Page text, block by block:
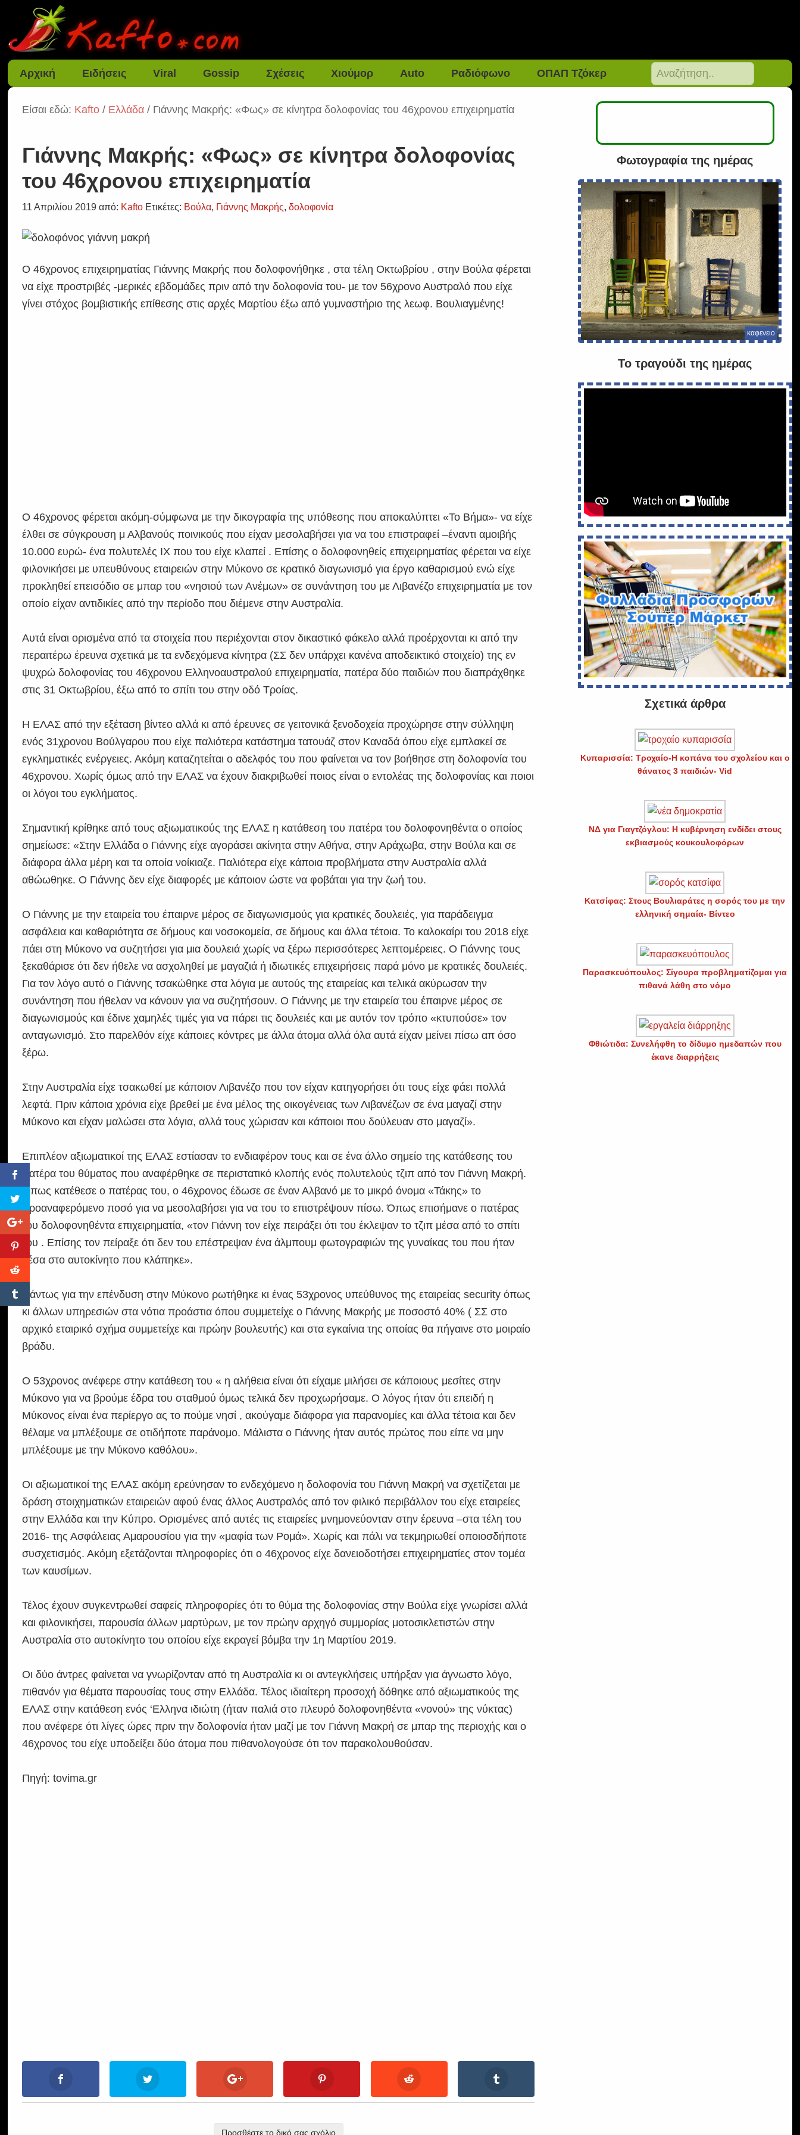
Αρχική Ειδήσεις Viral Gossip Σχέσεις Χιούμορ Auto Ραδιόφωνο ΟΠΑΠ Τζόκερ
Είσαι εδώ: Kafto / Ελλάδα / Γιάννης Μακρής: «Φως» σε κίνητρα δολοφονίας του 46χρονου επιχειρηματία
Γιάννης Μακρής: «Φως» σε κίνητρα δολοφονίας
του 46χρονου επιχειρηματία
11 Απριλίου 2019 από: Kafto Ετικέτες: Βούλα, Γιάννης Μακρής,δολοφονία
Ο 46χρονος επιχειρηματίας Γιάννης Μακρής που δολοφονήθηκε , στα τέλη Οκτωβρίου , στην Βούλα φέρεται
να είχε προστριβές -μερικές εβδομάδες πριν από την δολοφονία του- με τον 56χρονο Αυστραλό που είχε
γίνει στόχος βομβιστικής επίθεσης στις αρχές Μαρτίου έξω από γυμναστήριο της λεωφ. Βουλιαγμένης!
Ο 46χρονος φέρεται ακόμη-σύμφωνα με την δικογραφία της υπόθεσης που αποκαλύπτει «Το Βήμα»- να είχε
έλθει σε σύγκρουση μ Αλβανούς ποινικούς που είχαν μεσολαβήσει για να του επιστραφεί –έναντι αμοιβής
10.000 ευρώ- ένα πολυτελές ΙΧ που του είχε κλαπεί . Επίσης ο δολοφονηθείς επιχειρηματίας φέρεται να είχε
φιλονικήσει με υπευθύνους εταιρειών στην Μύκονο σε κρατικό διαγωνισμό για έργο καθαρισμού ενώ είχε
προκληθεί επεισόδιο σε μπαρ του «νησιού των Ανέμων» σε συνάντηση του με Λιβανέζο επιχειρηματία με τον
οποίο είχαν αντιδικίες από την περίοδο που διέμενε στην Αυστραλία.
Αυτά είναι ορισμένα από τα στοιχεία που περιέχονται στον δικαστικό φάκελο αλλά προέρχονται κι από την
περαιτέρω έρευνα σχετικά με τα ενδεχόμενα κίνητρα (ΣΣ δεν υπάρχει κανένα αποδεικτικό στοιχείο) της εν
ψυχρώ δολοφονίας του 46χρονου Ελληνοαυστραλού επιχειρηματία, πατέρα δύο παιδιών που διαπράχθηκε
στις 31 Οκτωβρίου, έξω από το σπίτι του στην οδό Τροίας.
Η ΕΛΑΣ από την εξέταση βίντεο αλλά κι από έρευνες σε γειτονικά ξενοδοχεία προχώρησε στην σύλληψη
ενός 31χρονου Βούλγαρου που είχε παλιότερα κατάστημα τατουάζ στον Καναδά όπου είχε εμπλακεί σε
εγκληματικές ενέργειες. Ακόμη καταζητείται ο αδελφός του που φαίνεται να τον βοήθησε στη δολοφονία του
46χρονου. Χωρίς όμως από την ΕΛΑΣ να έχουν διακριβωθεί ποιος είναι ο εντολέας της δολοφονίας και ποιοι
οι λόγοι του εγκλήματος.
Σημαντική κρίθηκε από τους αξιωματικούς της ΕΛΑΣ η κατάθεση του πατέρα του δολοφονηθέντα ο οποίος
σημείωσε: «Στην Ελλάδα ο Γιάννης είχε αγοράσει ακίνητα στην Αθήνα, στην Αράχωβα, στην Βούλα και σε
διάφορα άλλα μέρη και τα οποία νοίκιαζε. Παλιότερα είχε κάποια προβλήματα στην Αυστραλία αλλά
αθώωθηκε. Ο Γιάννης δεν είχε διαφορές με κάποιον ώστε να φοβάται για την ζωή του.
Ο Γιάννης με την εταιρεία του έπαιρνε μέρος σε διαγωνισμούς για κρατικές δουλειές, για παράδειγμα
ασφάλεια και καθαριότητα σε δήμους και νοσοκομεία, σε δήμους και άλλα τέτοια. Το καλοκαίρι του 2018 είχε
πάει στη Μύκονο να συζητήσει για μια δουλειά χωρίς να ξέρω περισσότερες λεπτομέρειες. Ο Γιάννης τους
ξεκαθάρισε ότι δεν ήθελε να ασχοληθεί με μαγαζιά ή ιδιωτικές επιχειρήσεις παρά μόνο με κρατικές δουλειές.
Για τον λόγο αυτό ο Γιάννης τσακώθηκε στα λόγια με αυτούς της εταιρείας και τελικά ακύρωσαν την
συνάντηση που ήθελαν να κάνουν για να συζητήσουν. Ο Γιάννης με την εταιρεία του έπαιρνε μέρος σε
διαγωνισμούς και έδινε χαμηλές τιμές για να πάρει τις δουλειές και με αυτόν τον τρόπο «κτυπούσε» τον
ανταγωνισμό. Στο παρελθόν είχε κάποιες κόντρες με άλλα άτομα αλλά όλα αυτά είχαν μείνει πίσω απ όσο
ξέρω.
Στην Αυστραλία είχε τσακωθεί με κάποιον Λιβανέζο που τον είχαν κατηγορήσει ότι τους είχε φάει πολλά
λεφτά. Πριν κάποια χρόνια είχε βρεθεί με ένα μέλος της οικογένειας των Λιβανέζων σε ένα μαγαζί στην
Μύκονο και είχαν μαλώσει στα λόγια, αλλά τους χώρισαν και κάποιοι που δούλευαν στο μαγαζί».
Επιπλέον αξιωματικοί της ΕΛΑΣ εστίασαν το ενδιαφέρον τους και σε ένα άλλο σημείο της κατάθεσης του
πατέρα του θύματος που αναφέρθηκε σε περιστατικό κλοπής ενός πολυτελούς τζιπ από τον Γιάννη Μακρή.
Όπως κατέθεσε ο πατέρας του, ο 46χρονος έδωσε σε έναν Αλβανό με το μικρό όνομα «Τάκης» το
προαναφερόμενο ποσό για να μεσολαβήσει για να του το επιστρέψουν πίσω. Όπως επισήμανε ο πατέρας
του δολοφονηθέντα επιχειρηματία, «τον Γιάννη τον είχε πειράξει ότι του έκλεψαν το τζιπ μέσα από το σπίτι
του . Επίσης τον πείραξε ότι δεν του επέστρεψαν ένα άλμπουμ φωτογραφιών της γυναίκας του που ήταν
μέσα στο αυτοκίνητο που κλάπηκε».
Πάντως για την επένδυση στην Μύκονο ρωτήθηκε κι ένας 53χρονος υπεύθυνος της εταιρείας security όπως
κι άλλων υπηρεσιών στα νότια προάστια όπου συμμετείχε ο Γιάννης Μακρής με ποσοστό 40% ( ΣΣ στο
αρχικό εταιρικό σχήμα συμμετείχε και πρώην βουλευτής) και στα εγκαίνια της οποίας θα πήγαινε στο μοιραίο
βράδυ.
Ο 53χρονος ανέφερε στην κατάθεση του « η αλήθεια είναι ότι είχαμε μιλήσει σε κάποιους μεσίτες στην
Μύκονο για να βρούμε έδρα του σταθμού όμως τελικά δεν προχωρήσαμε. Ο λόγος ήταν ότι επειδή η
Μύκονος είναι ένα περίεργο ας το πούμε νησί , ακούγαμε διάφορα για παρανομίες και άλλα τέτοια και δεν
θέλαμε να μπλέξουμε σε οτιδήποτε παράνομο. Μάλιστα ο Γιάννης ήταν αυτός πρώτος που είπε να μην
μπλέξουμε με την Μύκονο καθόλου».
Οι αξιωματικοί της ΕΛΑΣ ακόμη ερεύνησαν το ενδεχόμενο η δολοφονία του Γιάννη Μακρή να σχετίζεται με
δράση στοιχηματικών εταιρειών αφού ένας άλλος Αυστραλός από τον φιλικό περιβάλλον του είχε εταιρείες
στην Ελλάδα και την Κύπρο. Ορισμένες από αυτές τις εταιρείες μνημονεύονταν στην έρευνα –στα τέλη του
2016- της Ασφάλειας Αμαρουσίου για την «μαφία των Ρομά». Χωρίς και πάλι να τεκμηριωθεί οποιοσδήποτε
συσχετισμός. Ακόμη εξετάζονται πληροφορίες ότι ο 46χρονος είχε δανειοδοτήσει επιχειρηματίες στον τομέα
των καυσίμων.
Τέλος έχουν συγκεντρωθεί σαφείς πληροφορίες ότι το θύμα της δολοφονίας στην Βούλα είχε γνωρίσει αλλά
και φιλονικήσει, παρουσία άλλων μαρτύρων, με τον πρώην αρχηγό συμμορίας μοτοσικλετιστών στην
Αυστραλία στο αυτοκίνητο του οποίου είχε εκραγεί βόμβα την 1η Μαρτίου 2019.
Οι δύο άντρες φαίνεται να γνωρίζονταν από τη Αυστραλία κι οι αντεγκλήσεις υπήρξαν για άγνωστο λόγο,
πιθανόν για θέματα παρουσίας τους στην Ελλάδα. Τέλος ιδιαίτερη προσοχή δόθηκε από αξιωματικούς της
ΕΛΑΣ στην κατάθεση ενός ‘Ελληνα ιδιώτη (ήταν παλιά στο πλευρό δολοφονηθέντα «νονού» της νύκτας)
που ανέφερε ότι λίγες ώρες πριν την δολοφονία ήταν μαζί με τον Γιάννη Μακρή σε μπαρ της περιοχής και ο
46χρονος του είχε υποδείξει δύο άτομα που πιθανολογούσε ότι τον παρακολουθούσαν.
Πηγή: tovima.gr
Προσθέστε το δικό σας σχόλιο
Φωτογραφία της ημέρας
καφενειο
Το τραγούδι της ημέρας
Σχετικά άρθρα
Κυπαρισσία: Τροχαίο-Η κοπάνα του σχολείου και ο
θάνατος 3 παιδιών- Vid
ΝΔ για Γιαγτζόγλου: Η κυβέρνηση ενδίδει στους
εκβιασμούς κουκουλοφόρων
Κατσίφας: Στους Βουλιαράτες η σορός του με την
ελληνική σημαία- Βίντεο
Παρασκευόπουλος: Σίγουρα προβληματίζομαι για
πιθανά λάθη στο νόμο
Φθιώτιδα: Συνελήφθη το δίδυμο ημεδαπών που
έκανε διαρρήξεις